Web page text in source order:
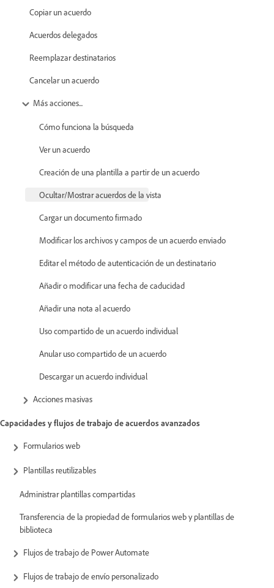
Copiar un acuerdo
Acuerdos delegados
Reemplazar destinatarios
Cancelar un acuerdo
Más acciones...
Cómo funciona la búsqueda
Ver un acuerdo
Creación de una plantilla a partir de un acuerdo
Ocultar/Mostrar acuerdos de la vista
Cargar un documento firmado
Modificar los archivos y campos de un acuerdo enviado
Editar el método de autenticación de un destinatario
Añadir o modificar una fecha de caducidad
Añadir una nota al acuerdo
Uso compartido de un acuerdo individual
Anular uso compartido de un acuerdo
Descargar un acuerdo individual
Acciones masivas
Capacidades y flujos de trabajo de acuerdos avanzados
Formularios web
Plantillas reutilizables
Administrar plantillas compartidas
Transferencia de la propiedad de formularios web y plantillas de
biblioteca
Flujos de trabajo de Power Automate
Flujos de trabajo de envío personalizado